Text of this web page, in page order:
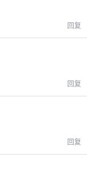
回复
回复
回复